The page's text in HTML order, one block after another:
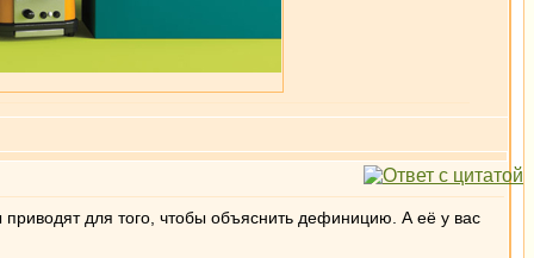
для того, чтобы объяснить дефиницию. А её у вас